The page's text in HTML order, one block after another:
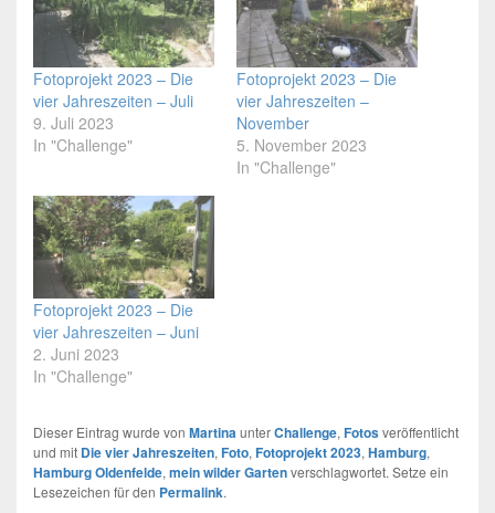
Fotoprojekt 2023 – Die
vier Jahreszeiten – Juli
9. Juli 2023
In "Challenge"
Fotoprojekt 2023 – Die
vier Jahreszeiten –
November
5. November 2023
In "Challenge"
Fotoprojekt 2023 – Die
vier Jahreszeiten – Juni
2. Juni 2023
In "Challenge"
Dieser Eintrag wurde von MartinaunterChallenge, Fotosveröffentlicht
und mit Die vier Jahreszeiten, Foto, Fotoprojekt 2023, Hamburg,
Hamburg Oldenfelde, mein wilder Gartenverschlagwortet. Setze ein
Lesezeichen für den Permalink.